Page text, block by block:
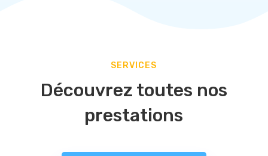
SERVICES
Découvrez toutes nos
prestations